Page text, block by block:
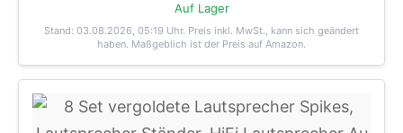
Auf Lager
Stand: 03.08.2026, 05:19 Uhr. Preis inkl. MwSt., kann sich geändert
haben. Maßgeblich ist der Preis auf Amazon.